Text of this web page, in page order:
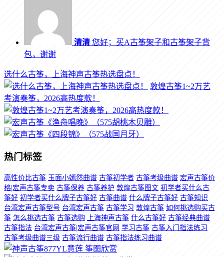
清清 您好；买A古筝架子和古筝架子背
包，谢谢
选什么古筝，上海神声古筝热选盘点！
敦煌古筝1~2万艺
考演奏筝，2026高热度款！
热门标签
高性价比古筝 玉面小嫣然曲谱 古筝初学者 古筝考级曲谱 宏声古筝价
格|宏声古筝专卖 古筝保养 古筝养护 敦煌古筝图文 初学者买什么古
筝好 初学者买什么牌子古筝好 古筝曲谱 什么牌子古筝好 古筝知识
台湾宏声古筝型号 台湾宏声古筝 古筝学习 敦煌古筝 如何挑选购买古
筝 怎么挑选古筝 古筝选购 上海神声古筝 什么古筝好 古筝经典曲谱
古筝指法 台湾宏声古筝|宏声古筝官网 学习古筝 古筝入门指法练习
古筝考级曲谱三级 古筝流行曲谱 古筝指法练习曲谱